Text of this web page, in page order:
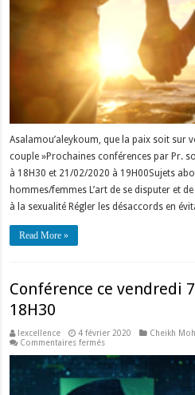
Asalamou’aleykoum, que la paix soit sur
couple »Prochaines conférences par Pr.
à 18H30 et 21/02/2020 à 19H00Sujets
hommes/femmes L’art de se disputer et
à la sexualité Régler les désaccords en
Read More »
Conférence ce vendredi
18H30
lexcellence 4 février 2020 Cheikh
Commentaires ferméssur
ce
vendredi
7
février